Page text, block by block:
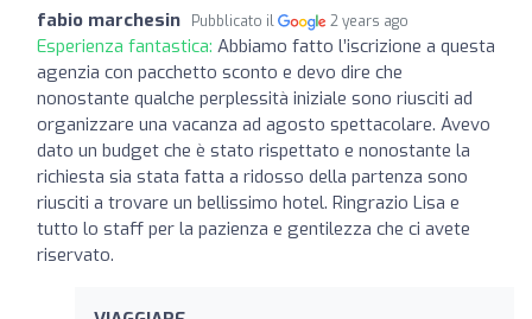
fabio marchesin Pubblicato il 2 years ago
Esperienza fantastica: Abbiamo fatto l’iscrizione a questa
agenzia con pacchetto sconto e devo dire che
nonostante qualche perplessità iniziale sono riusciti ad
organizzare una vacanza ad agosto spettacolare. Avevo
dato un budget che è stato rispettato e nonostante la
richiesta sia stata fatta a ridosso della partenza sono
riusciti a trovare un bellissimo hotel. Ringrazio Lisa e
tutto lo staff per la pazienza e gentilezza che ci avete
riservato.